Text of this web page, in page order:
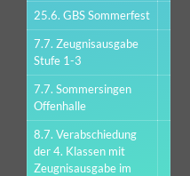
25.6. GBS Sommerfest
7.7. Zeugnisausgabe
Stufe 1-3
7.7. Sommersingen
Offenhalle
8.7. Verabschiedung
der 4. Klassen mit
Zeugnisausgabe im